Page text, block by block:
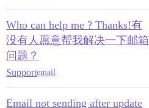
Who can help me ? Thanks!有
没有人愿意帮我解决一下邮箱
问题？
Supportemail
Email not sending after update